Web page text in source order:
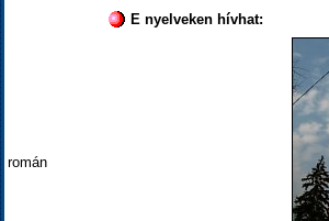
E nyelveken hívhat:
román